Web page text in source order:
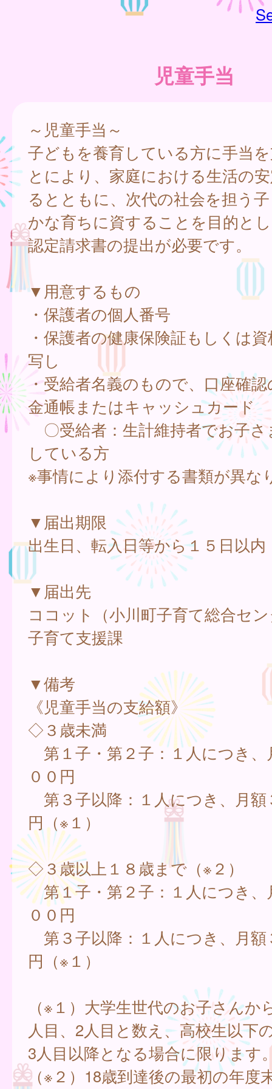
児童手当
～児童手当～
子どもを養育している方に手当
とにより、家庭における生活の
るとともに、次代の社会を担う
かな育ちに資することを目的と
認定請求書の提出が必要です。
▼用意するもの
・保護者の個人番号
・保護者の健康保険証もしくは
写し
・受給者名義のもので、口座確
金通帳またはキャッシュカード
〇受給者：生計維持者でお子さ
している方
※事情により添付する書類が異な
▼届出期限
出生日、転入日等から１５日以内
▼届出先
ココット（小川町子育て総合セ
子育て支援課
▼備考
《児童手当の支給額》
◇３歳未満
第１子・第２子：１人につき、
００円
第３子以降：１人につき、月額
円（※１）
◇３歳以上１８歳まで（※２）
第１子・第２子：１人につき、
００円
第３子以降：１人につき、月額
円（※１）
（※１）大学生世代のお子さんか
人目、2人目と数え、高校生以下
3人目以降となる場合に限ります
（※２）18歳到達後の最初の年度